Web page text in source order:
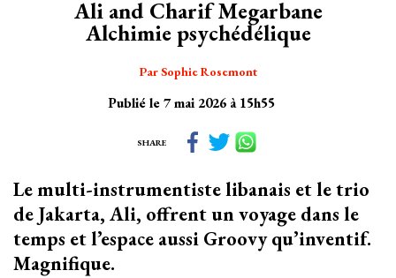
Ali and Charif Megarbane
Alchimie psychédélique
Par Sophie Rosemont
Publié le 7 mai 2026 à 15h55
SHARE
Le multi-instrumentiste libanais et le trio
de Jakarta, Ali, offrent un voyage dans le
temps et l’espace aussi Groovy qu’inventif.
Magnifique.